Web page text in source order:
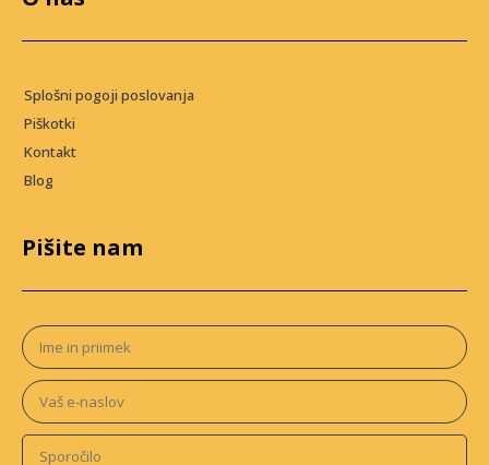
Splošni pogoji poslovanja
Piškotki
Kontakt
Blog
Pišite nam